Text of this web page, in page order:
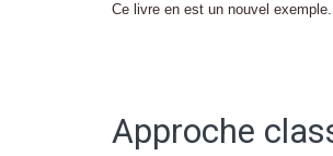
Ce livre en est un nouvel exemple.
Approche